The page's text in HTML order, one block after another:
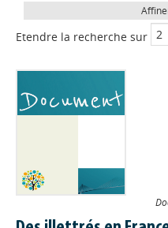
Etendre la recherche sur